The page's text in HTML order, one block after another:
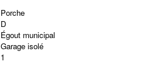
Porche
D
Égout municipal
Garage isolé
1